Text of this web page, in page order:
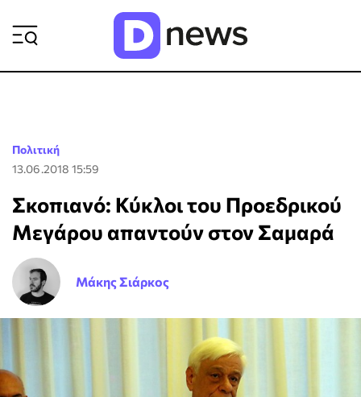
Πολιτική
13.06.2018 15:59
Σκοπιανό: Κύκλοι του Προεδρικού
Μεγάρου απαντούν στον Σαμαρά
Μάκης Σιάρκος